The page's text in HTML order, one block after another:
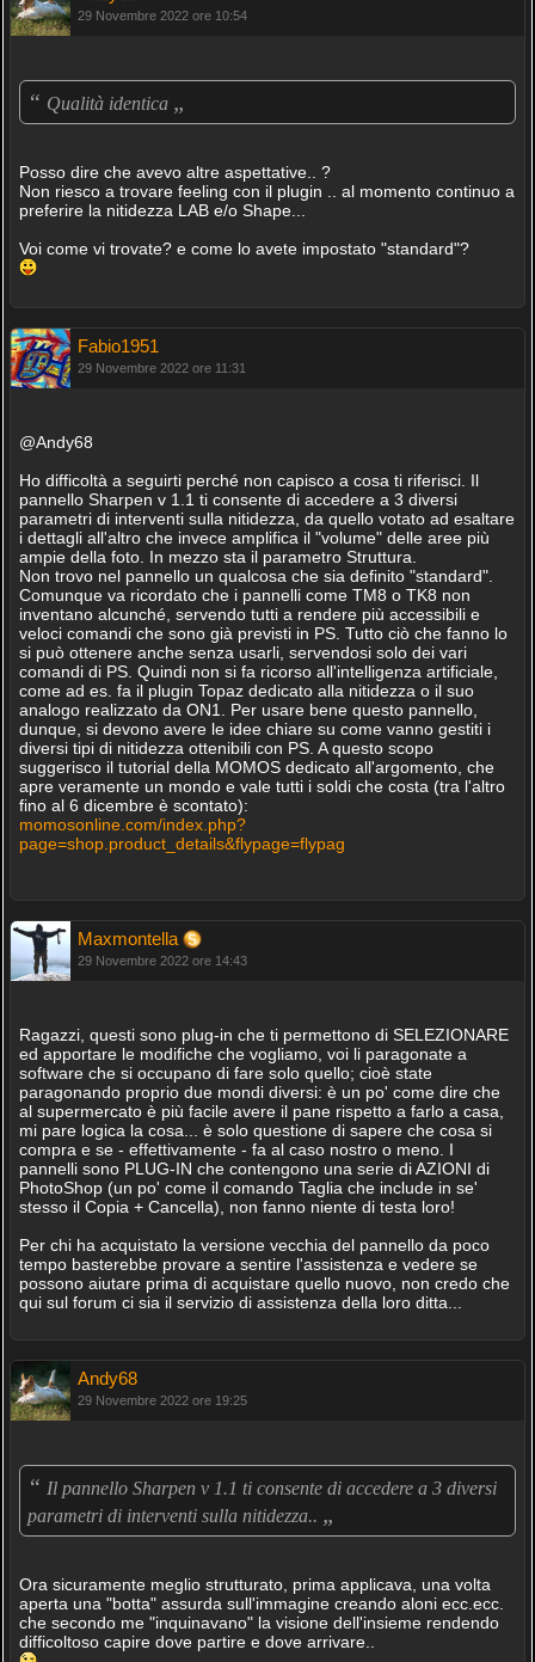
29 Novembre 2022 ore 10:54
“ Qualità identica „
Posso dire che avevo altre aspettative.. ?
Non riesco a trovare feeling con il plugin .. al momento continuo a
preferire la nitidezza LAB e/o Shape...
Voi come vi trovate? e come lo avete impostato "standard"?
Fabio1951
29 Novembre 2022 ore 11:31
@Andy68
Ho difficoltà a seguirti perché non capisco a cosa ti riferisci. Il
pannello Sharpen v 1.1 ti consente di accedere a 3 diversi
parametri di interventi sulla nitidezza, da quello votato ad esaltare
i dettagli all'altro che invece amplifica il "volume" delle aree più
ampie della foto. In mezzo sta il parametro Struttura.
Non trovo nel pannello un qualcosa che sia definito "standard".
Comunque va ricordato che i pannelli come TM8 o TK8 non
inventano alcunché, servendo tutti a rendere più accessibili e
veloci comandi che sono già previsti in PS. Tutto ciò che fanno lo
si può ottenere anche senza usarli, servendosi solo dei vari
comandi di PS. Quindi non si fa ricorso all'intelligenza artificiale,
come ad es. fa il plugin Topaz dedicato alla nitidezza o il suo
analogo realizzato da ON1. Per usare bene questo pannello,
dunque, si devono avere le idee chiare su come vanno gestiti i
diversi tipi di nitidezza ottenibili con PS. A questo scopo
suggerisco il tutorial della MOMOS dedicato all'argomento, che
apre veramente un mondo e vale tutti i soldi che costa (tra l'altro
fino al 6 dicembre è scontato):
momosonline.com/index.php?
page=shop.product_details&flypage=flypag
Maxmontella
29 Novembre 2022 ore 14:43
Ragazzi, questi sono plug-in che ti permettono di SELEZIONARE
ed apportare le modifiche che vogliamo, voi li paragonate a
software che si occupano di fare solo quello; cioè state
paragonando proprio due mondi diversi: è un po' come dire che
al supermercato è più facile avere il pane rispetto a farlo a casa,
mi pare logica la cosa... è solo questione di sapere che cosa si
compra e se - effettivamente - fa al caso nostro o meno. I
pannelli sono PLUG-IN che contengono una serie di AZIONI di
PhotoShop (un po' come il comando Taglia che include in se'
stesso il Copia + Cancella), non fanno niente di testa loro!
Per chi ha acquistato la versione vecchia del pannello da poco
tempo basterebbe provare a sentire l'assistenza e vedere se
possono aiutare prima di acquistare quello nuovo, non credo che
qui sul forum ci sia il servizio di assistenza della loro ditta...
Andy68
29 Novembre 2022 ore 19:25
“ Il pannello Sharpen v 1.1 ti consente di accedere a 3 diversi
parametri di interventi sulla nitidezza.. „
Ora sicuramente meglio strutturato, prima applicava, una volta
aperta una "botta" assurda sull'immagine creando aloni ecc.ecc.
che secondo me "inquinavano" la visione dell'insieme rendendo
difficoltoso capire dove partire e dove arrivare..